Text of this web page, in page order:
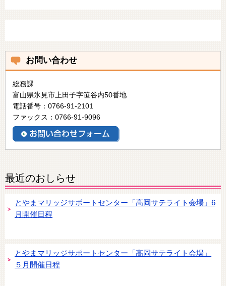
お問い合わせ
総務課
富山県氷見市上田子字笹谷内50番地
電話番号：0766-91-2101
ファックス：0766-91-9096
最近のおしらせ
とやまマリッジサポートセンター「高岡サテライト会場」6
月開催日程
とやまマリッジサポートセンター「高岡サテライト会場」
５月開催日程